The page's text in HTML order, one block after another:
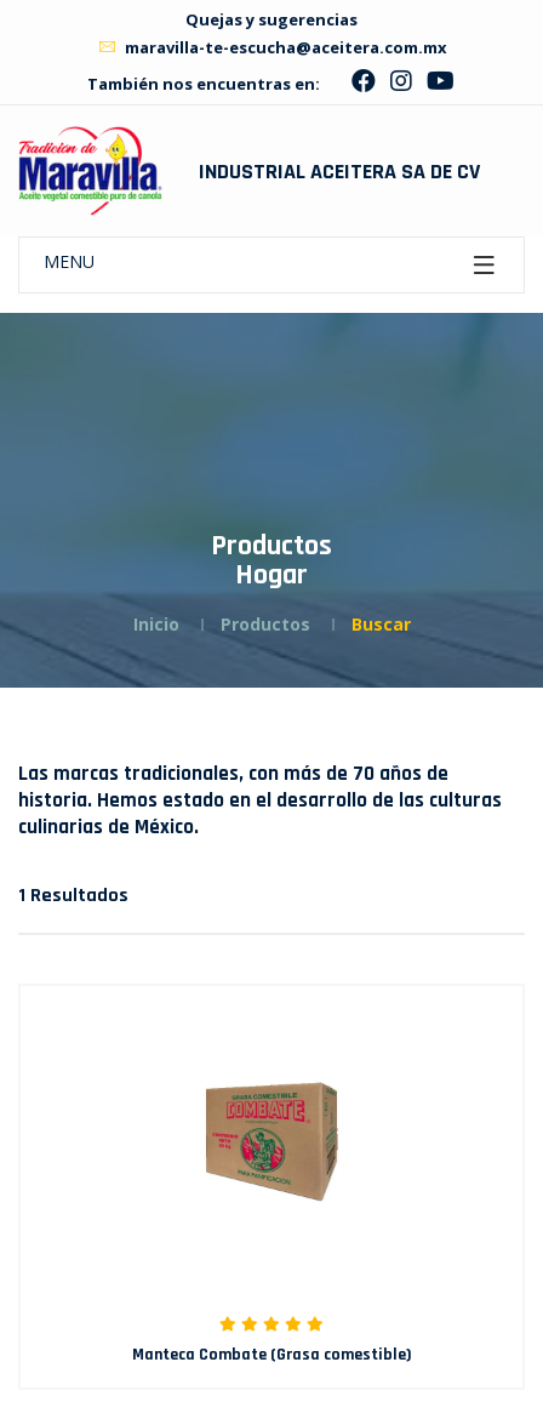
Quejas y sugerencias
maravilla-te-escucha@aceitera.com.mx
También nos encuentras en:
INDUSTRIAL ACEITERA SA DE CV
MENU
Productos
Hogar
Inicio Productos Buscar
Las marcas tradicionales, con más de 70 años de
historia. Hemos estado en el desarrollo de las culturas
culinarias de México.
1 Resultados
Manteca Combate (Grasa comestible)